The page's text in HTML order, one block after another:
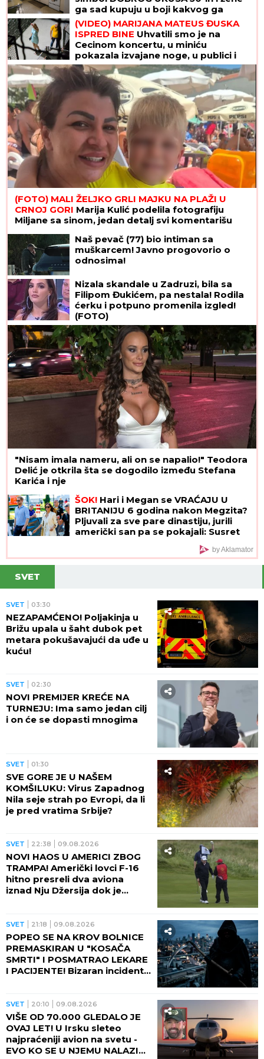
ga sad kupuju u boji kakvog ga
poznajemo iz bakine kuhinje
(VIDEO) MARIJANA MATEUS ĐUSKA
ISPRED BINE Uhvatili smo je na
Cecinom koncertu, u miniću
pokazala izvajane noge, u publici i
ova poznata pevačica uživa sa
mužem
(FOTO) MALI ŽELJKO GRLI MAJKU NA PLAŽI U
CRNOJ GORI Marija Kulić podelila fotografiju
Miljane sa sinom, jedan detalj svi komentarišu
Naš pevač (77) bio intiman sa
muškarcem! Javno progovorio o
odnosima!
Nizala skandale u Zadruzi, bila sa
Filipom Đukićem, pa nestala! Rodila
ćerku i potpuno promenila izgled!
(FOTO)
"Nisam imala nameru, ali on se napalio!" Teodora
Delić je otkrila šta se dogodilo između Stefana
Karića i nje
ŠOK! Hari i Megan se VRAĆAJU U
BRITANIJU 6 godina nakon Megzita?
Pljuvali za sve pare dinastiju, jurili
američki san pa se pokajali: Susret
sa Čarlsom mogao bi da najavi
by Aklamator
SVET
SVET 03:30
NEZAPAMĆENO! Poljakinja u
Brižu upala u šaht dubok pet
metara pokušavajući da uđe u
kuću!
SVET 02:30
NOVI PREMIJER KREĆE NA
TURNEJU: Ima samo jedan cilj
i on će se dopasti mnogima
SVET 01:30
SVE GORE JE U NAŠEM
KOMŠILUKU: Virus Zapadnog
Nila seje strah po Evropi, da li
je pred vratima Srbije?
SVET 22:38 09.08.2026
NOVI HAOS U AMERICI ZBOG
TRAMPA! Američki lovci F-16
hitno presreli dva aviona
iznad Nju Džersija dok je
SVET 21:18 09.08.2026
POPEO SE NA KROV BOLNICE
PREMASKIRAN U "KOSAČA
SMRTI" I POSMATRAO LEKARE
I PACIJENTE! Bizaran incident
SVET 20:10 09.08.2026
VIŠE OD 70.000 GLEDALO JE
OVAJ LET! U Irsku sleteo
najpraćeniji avion na svetu -
EVO KO SE U NJEMU NALAZIO i